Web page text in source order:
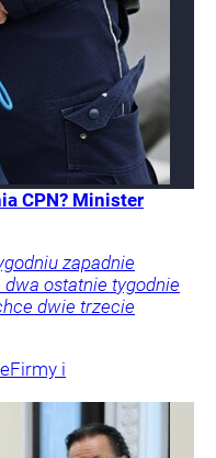
CPN? Minister
zapadnie
ostatnie tygodnie
dwie trzecie
Firmy i